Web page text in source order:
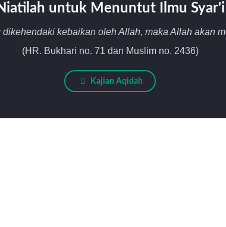
untuk Menuntut Ilmu Syar'i
dikehendaki kebaikan oleh Allah, maka Allah akan
(HR. Bukhari no. 71 dan Muslim no. 2436)
Kajian Aqidah